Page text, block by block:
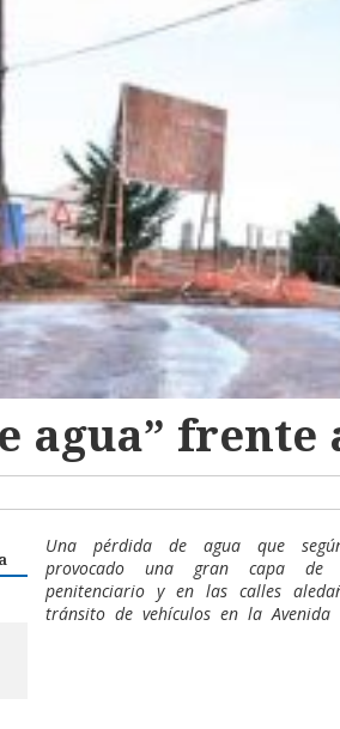
agua”
Una pérdida de agua que
provocado una gran capa de
penitenciario y en las calles
tránsito de vehículos en la Avenida